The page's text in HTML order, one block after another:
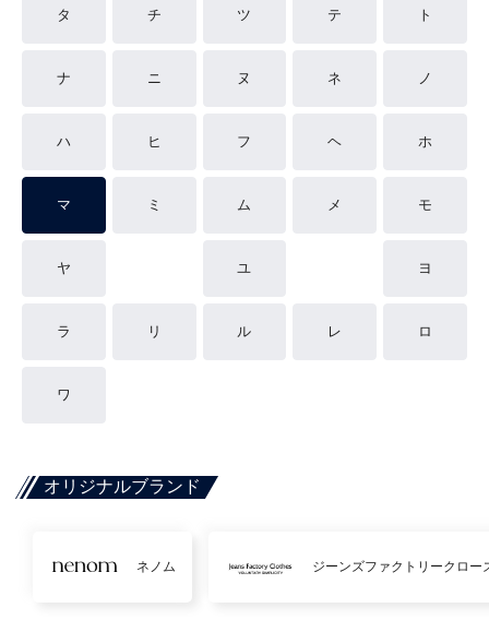
タ チ ツ テ ト
ナ ニ ヌ ネ ノ
ハ ヒ フ ヘ ホ
マ ミ ム メ モ
ヤ ユ ヨ
ラ リ ル レ ロ
ワ
オリジナルブランド
ネノム ジーンズファクトリークロー